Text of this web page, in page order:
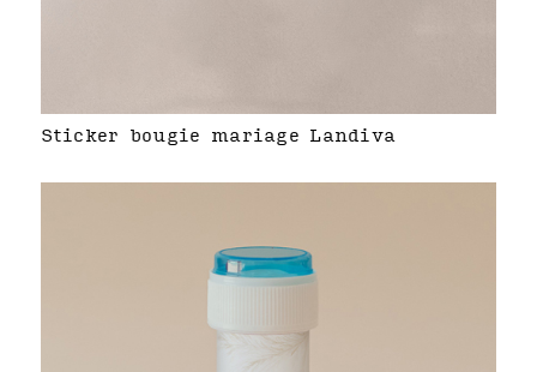
Sticker bougie mariage Landiva